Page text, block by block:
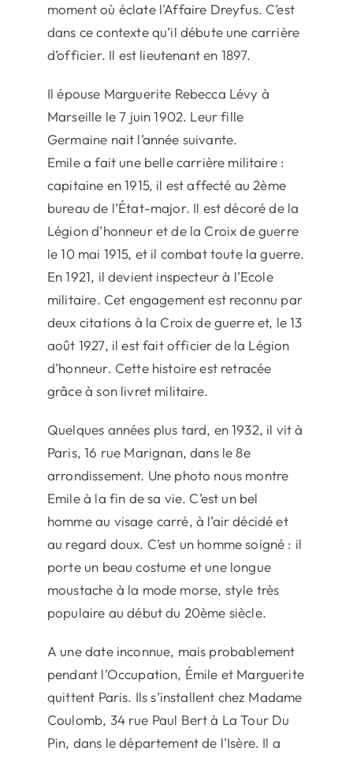
moment où éclate l’Affaire Dreyfus. C’est
dans ce contexte qu’il débute une carrière
d’officier. Il est lieutenant en 1897.
Il épouse Marguerite Rebecca Lévy à
Marseille le 7 juin 1902. Leur fille
Germaine nait l’année suivante.
Emile a fait une belle carrière militaire :
capitaine en 1915, il est affecté au 2ème
bureau de l’État-major. Il est décoré de la
Légion d’honneur et de la Croix de guerre
le 10 mai 1915, et il combat toute la guerre.
En 1921, il devient inspecteur à l’Ecole
militaire. Cet engagement est reconnu par
deux citations à la Croix de guerre et, le 13
août 1927, il est fait officier de la Légion
d’honneur. Cette histoire est retracée
grâce à son livret militaire.
Quelques années plus tard, en 1932, il vit à
Paris, 16 rue Marignan, dans le 8e
arrondissement. Une photo nous montre
Emile à la fin de sa vie. C’est un bel
homme au visage carré, à l’air décidé et
au regard doux. C’est un homme soigné : il
porte un beau costume et une longue
moustache à la mode morse, style très
populaire au début du 20ème siècle.
A une date inconnue, mais probablement
pendant l’Occupation, Émile et Marguerite
quittent Paris. Ils s’installent chez Madame
Coulomb, 34 rue Paul Bert à La Tour Du
Pin, dans le département de l’Isère. Il a